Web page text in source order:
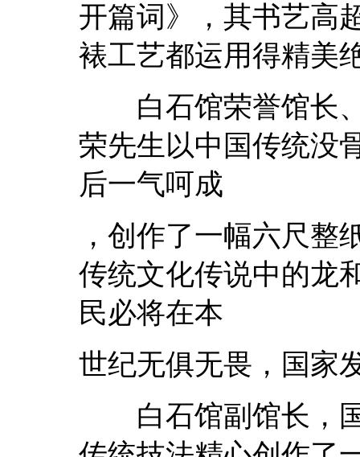
开篇词》，其书艺高
裱工艺都运用得精美
白石馆荣誉馆长、
荣先生以中国传统没
后一气呵成
，创作了一幅六尺整
传统文化传说中的龙
民必将在本
世纪无俱无畏，国家
白石馆副馆长，国